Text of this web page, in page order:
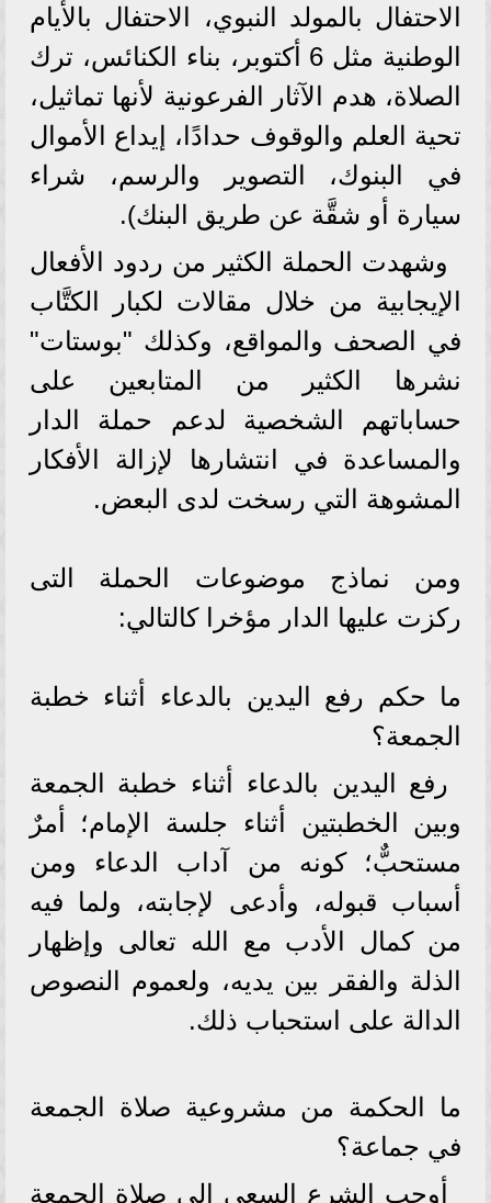
الاحتفال بالمولد النبوي، الاحتفال بالأيام
الوطنية مثل 6 أكتوبر، بناء الكنائس، ترك
الصلاة، هدم الآثار الفرعونية لأنها تماثيل،
تحية العلم والوقوف حدادًا، إيداع الأموال
في البنوك، التصوير والرسم، شراء
سيارة أو شقَّة عن طريق البنك).
وشهدت الحملة الكثير من ردود الأفعال
الإيجابية من خلال مقالات لكبار الكتَّاب
في الصحف والمواقع، وكذلك "بوستات"
نشرها الكثير من المتابعين على
حساباتهم الشخصية لدعم حملة الدار
والمساعدة في انتشارها لإزالة الأفكار
المشوهة التي رسخت لدى البعض.
ومن نماذج موضوعات الحملة التى
ركزت عليها الدار مؤخرا كالتالي:
ما حكم رفع اليدين بالدعاء أثناء خطبة
الجمعة؟
رفع اليدين بالدعاء أثناء خطبة الجمعة
وبين الخطبتين أثناء جلسة الإمام؛ أمرٌ
مستحبٌّ؛ كونه من آداب الدعاء ومن
أسباب قبوله، وأدعى لإجابته، ولما فيه
من كمال الأدب مع الله تعالى وإظهار
الذلة والفقر بين يديه، ولعموم النصوص
الدالة على استحباب ذلك.
ما الحكمة من مشروعية صلاة الجمعة
في جماعة؟
أوجب الشرع السعي إلى صلاة الجمعة